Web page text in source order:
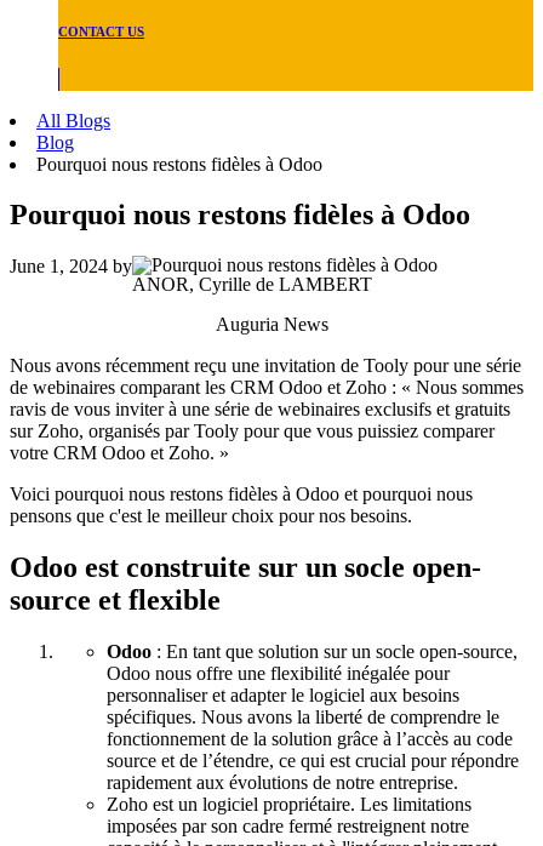
CONTACT US
All Blogs
Blog
Pourquoi nous restons fidèles à Odoo
Pourquoi nous restons fidèles à Odoo
June 1, 2024 by
ANOR, Cyrille de LAMBERT
Auguria News
Nous avons récemment reçu une invitation de Tooly pour une série
de webinaires comparant les CRM Odoo et Zoho : « Nous sommes
ravis de vous inviter à une série de webinaires exclusifs et gratuits
sur Zoho, organisés par Tooly pour que vous puissiez comparer
votre CRM Odoo et Zoho. »
Voici pourquoi nous restons fidèles à Odoo et pourquoi nous
pensons que c'est le meilleur choix pour nos besoins.
Odoo est construite sur un socle open-
source et flexible
Odoo : En tant que solution sur un socle open-source,
Odoo nous offre une flexibilité inégalée pour
personnaliser et adapter le logiciel aux besoins
spécifiques. Nous avons la liberté de comprendre le
fonctionnement de la solution grâce à l’accès au code
source et de l’étendre, ce qui est crucial pour répondre
rapidement aux évolutions de notre entreprise.
Zoho est un logiciel propriétaire. Les limitations
imposées par son cadre fermé restreignent notre